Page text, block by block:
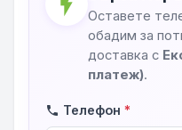
Оставете
обадим за
доставка с
платеж).
phone Телефон *